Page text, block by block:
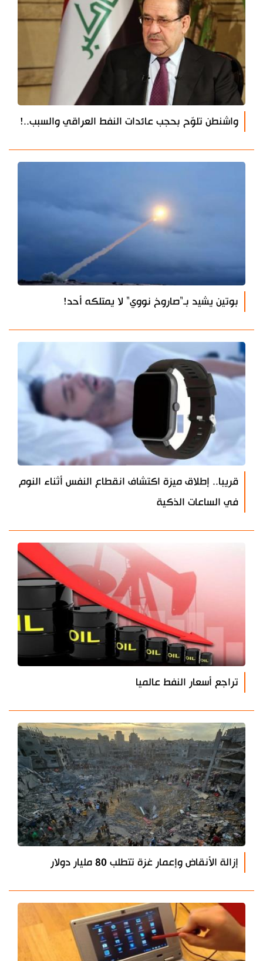
واشنطن تلوّح بحجب عائدات النفط العراقي والسبب..!
بوتين يشيد بـ"صاروخ نووي" لا يمتلكه أحد!
قريبا.. إطلاق ميزة اكتشاف انقطاع النفس أثناء النوم
في الساعات الذكية
تراجع أسعار النفط عالميا
إزالة الأنقاض وإعمار غزة تتطلب 80 مليار دولار